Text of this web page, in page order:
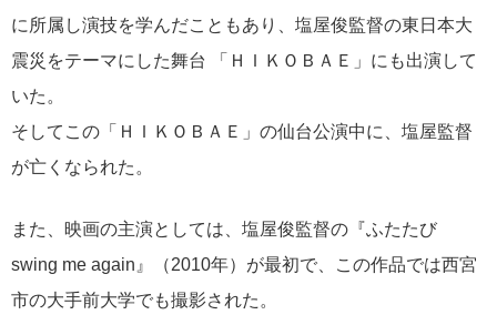
に所属し演技を学んだこともあり、塩屋俊監督の東日本大
震災をテーマにした舞台 「ＨＩＫＯＢＡＥ」にも出演して
いた。
そしてこの「ＨＩＫＯＢＡＥ」の仙台公演中に、塩屋監督
が亡くなられた。
また、映画の主演としては、塩屋俊監督の『ふたたび
swing me again』（2010年）が最初で、この作品では西宮
市の大手前大学でも撮影された。